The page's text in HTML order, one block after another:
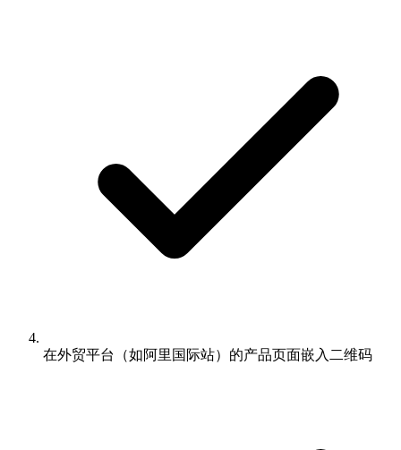
在外贸平台（如阿里国际站）的产品页面嵌入二维码